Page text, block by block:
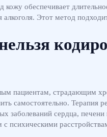
обеспечивает
алкоголя. Этот метод
пациентам, страдающим
самостоятельно. Терапия
заболеваний сердца,